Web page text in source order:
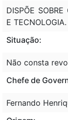
DISPÕE
E TECNOLOGIA.
Situação:
Não consta
Chefe de
Fernando